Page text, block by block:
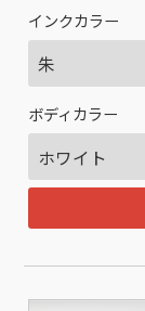
インクカラー
ボディカラー